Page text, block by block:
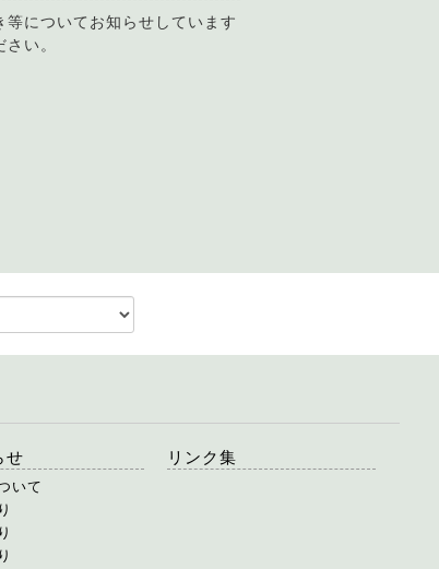
等についてお知らせしています
い。
せ
いて
リンク集